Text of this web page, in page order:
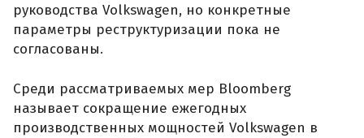
руководства Volkswagen, но конкретные
параметры реструктуризации пока не
согласованы.
Среди рассматриваемых мер Bloomberg
называет сокращение ежегодных
производственных мощностей Volkswagen в